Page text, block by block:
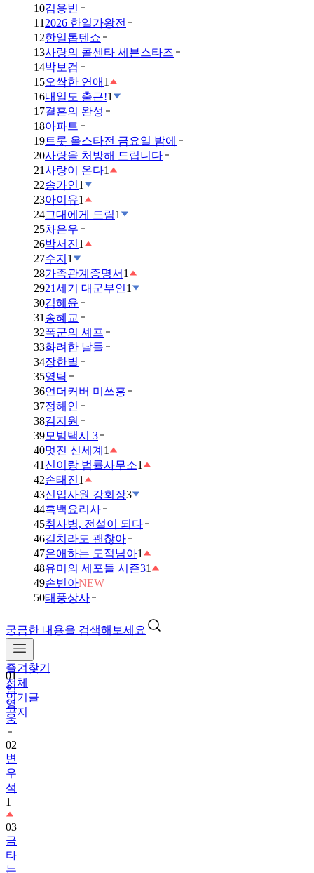
10김용빈
11 2026 한일가왕전
12한일톱텐쇼
13사랑의 콜센타 세븐스타즈
14박보검
15오싹한 연애 1
16내일도 출근!1
17결혼의 완성
18아파트
19트롯 올스타전 금요일 밤에
20사랑을 처방해 드립니다
21사랑이 온다1
22송가인1
23아이유1
24그대에게 드림1
25차은우
26박서진1
27수지 1
28가족관계증명서 1
2921세기 대군부인1
30김혜윤
31 송혜교
32폭군의 셰프
33화려한 날들
34장한별
35영탁
36언더커버 미쓰홍
37정해인
38김지원
39모범택시 3
40멋진 신세계 1
41 신이랑 법률사무소1
42손태진1
43신입사원 강회장3
44흑백요리사
45취사병, 전설이 되다
46길치라도 괜찮아
47은애하는 도적님아1
48유미의 세포들 시즌31
49손빈아NEW
50태풍상사
궁금한 내용을 검색해보세요
즐겨찾기
전체
인기글
공지
01
임
영
웅
02
변
우
석
1
03
금
타
는